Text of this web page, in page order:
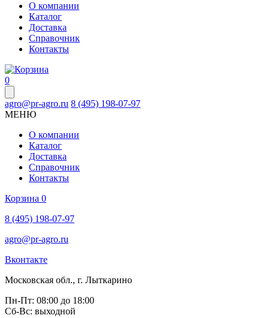
О компании
Каталог
Доставка
Справочник
Контакты
0
agro@pr-agro.ru 8 (495) 198-07-97
МЕНЮ
О компании
Каталог
Доставка
Справочник
Контакты
Корзина 0
8 (495) 198-07-97
agro@pr-agro.ru
Вконтакте
Московская обл., г. Лыткарино
Пн-Пт: 08:00 до 18:00
Сб-Вс: выходной